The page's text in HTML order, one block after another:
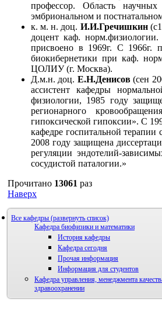
профессор. Область
эмбриональном и
к. м. н. доц. И.И.Гречишкин
доцент каф.
присвоено в 1969г. С 1966г.
биокибернетики при каф.
ЦОЛИУ (г. Москва).
Д.м.н. доц. Е.Н.Денисов(сен
ассистент кафедры
физиологии, 1985 году
регионарного
гипоксической гипоксии». С
кафедре госпитальной
2008 году защищена
регуляции эндотелий-
сосудистой паталогии.»
Прочитано 13061 раз
Наверх
Все кафедры
Кафедра биофизики и математики
История кафедры
Кафедра сегодня
Прочая информация
Информация для студентов
Кафедра управления, менеджмента
здравоохранении